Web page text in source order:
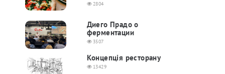
2804
Диего Прадо о
ферментации
3507
Концепція ресторану
13429